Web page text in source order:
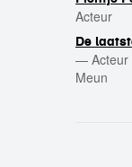
Acteur
De
— Acteur
Meun